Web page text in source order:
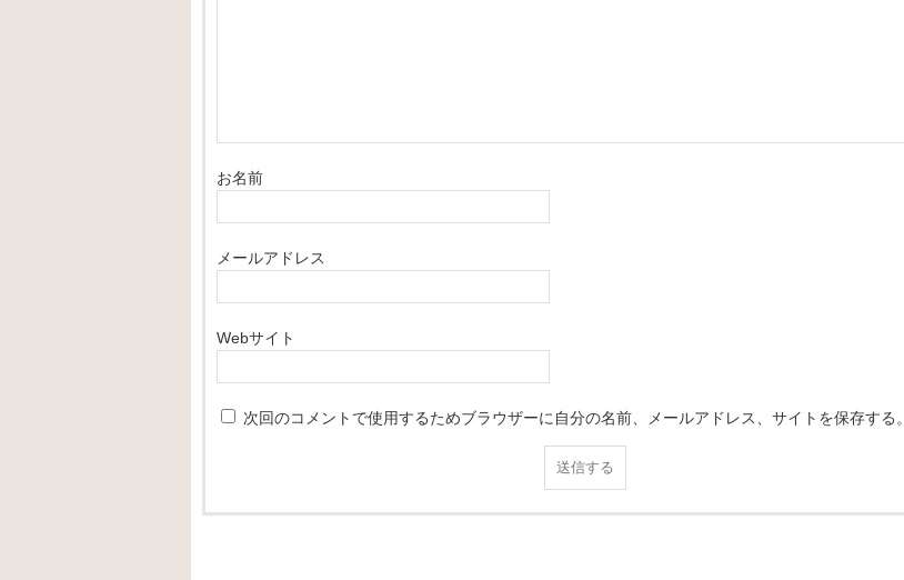
お名前
メールアドレス
Webサイト
次回のコメントで使用するためブラウザーに自分の名前、メールアドレス、サイトを保存する。